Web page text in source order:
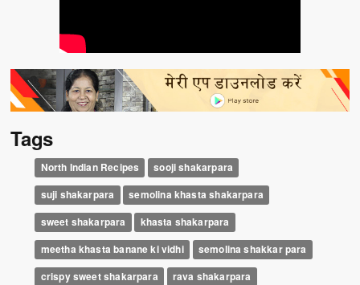
Tags
North Indian Recipes
sooji shakarpara
suji shakarpara
semolina khasta shakarpara
sweet shakarpara
khasta shakarpara
meetha khasta banane ki vidhi
semolina shakkar para
crispy sweet shakarpara
rava shakarpara